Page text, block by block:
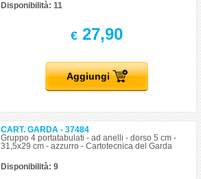
Disponibilità: 11
€27,90
Aggiungi
CART. GARDA - 37484
Gruppo 4 portatabulati - ad anelli - dorso 5 cm -
31,5x29 cm - azzurro - Cartotecnica del Garda
Disponibilità: 9